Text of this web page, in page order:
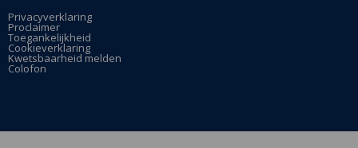
YouTube
paginapagina
Privacyverklaring
Proclaimer
Toegankelijkheid
Cookieverklaring
Kwetsbaarheid melden
Colofon